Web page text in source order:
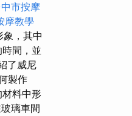
市按摩
摩教學
，其中
間，並
了威尼
製作
料中形
璃車間